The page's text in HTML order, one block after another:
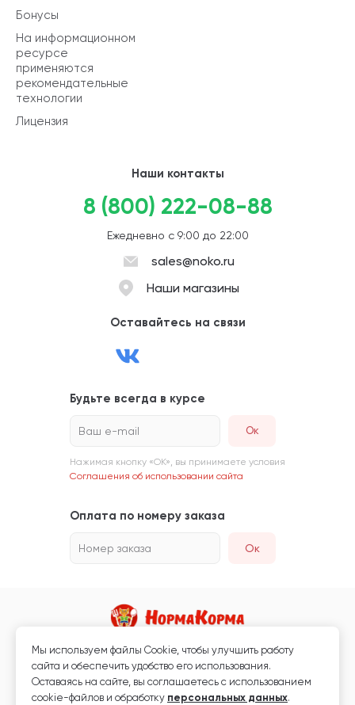
Бонусы
На информационном
ресурсе
применяются
рекомендательные
технологии
Лицензия
Наши контакты
8 (800) 222-08-88
Ежедневно с 9:00 до 22:00
sales@noko.ru
Наши магазины
Оставайтесь на связи
Будьте всегда в курсе
Ваш e-mail
Нажимая кнопку «ОК», вы принимаете условия
Соглашения об использовании сайта
Оплата по номеру заказа
Номер заказа Ок
Магазин кормов для животных и ветаптека
Любая информация, размещённая на сайте, не является публичной
офертой.
Мы используем файлы Сookie, чтобы улучшить работу
сайта и обеспечить удобство его использования.
Оставаясь на сайте, вы соглашаетесь с использованием
cookie-файлов и обработку персональных данных.